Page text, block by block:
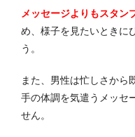
メッセージよりもスタン
め、様子を見たいときに
う。
また、男性は忙しさから
手の体調を気遣うメッセ
せん。